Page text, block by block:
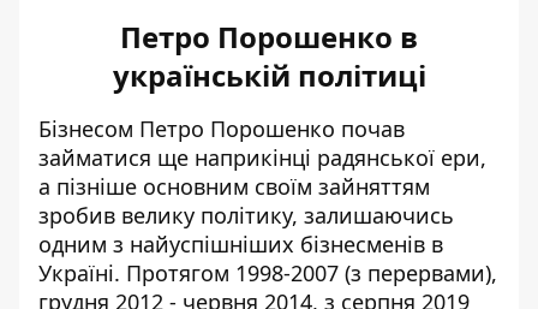
Петро Порошенко в
українській політиці
Бізнесом Петро Порошенко почав
займатися ще наприкінці радянської ери,
а пізніше основним своїм зайняттям
зробив велику політику, залишаючись
одним з найуспішніших бізнесменів в
Україні. Протягом 1998-2007 (з перервами),
грудня 2012 - червня 2014, з серпня 2019